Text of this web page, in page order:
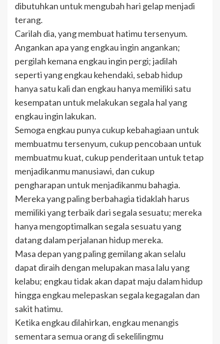
dibutuhkan untuk mengubah hari gelap menjadi
terang.
Carilah dia, yang membuat hatimu tersenyum.
Angankan apa yang engkau ingin angankan;
pergilah kemana engkau ingin pergi; jadilah
seperti yang engkau kehendaki, sebab hidup
hanya satu kali dan engkau hanya memiliki satu
kesempatan untuk melakukan segala hal yang
engkau ingin lakukan.
Semoga engkau punya cukup kebahagiaan untuk
membuatmu tersenyum, cukup pencobaan untuk
membuatmu kuat, cukup penderitaan untuk tetap
menjadikanmu manusiawi, dan cukup
pengharapan untuk menjadikanmu bahagia.
Mereka yang paling berbahagia tidaklah harus
memiliki yang terbaik dari segala sesuatu; mereka
hanya mengoptimalkan segala sesuatu yang
datang dalam perjalanan hidup mereka.
Masa depan yang paling gemilang akan selalu
dapat diraih dengan melupakan masa lalu yang
kelabu; engkau tidak akan dapat maju dalam hidup
hingga engkau melepaskan segala kegagalan dan
sakit hatimu.
Ketika engkau dilahirkan, engkau menangis
sementara semua orang di sekelilingmu